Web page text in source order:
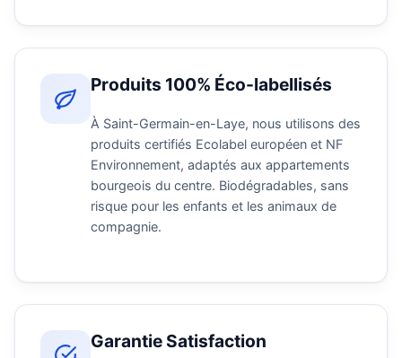
Produits 100% Éco-labellisés
À Saint-Germain-en-Laye, nous utilisons des
produits certifiés Ecolabel européen et NF
Environnement, adaptés aux appartements
bourgeois du centre. Biodégradables, sans
risque pour les enfants et les animaux de
compagnie.
Garantie Satisfaction